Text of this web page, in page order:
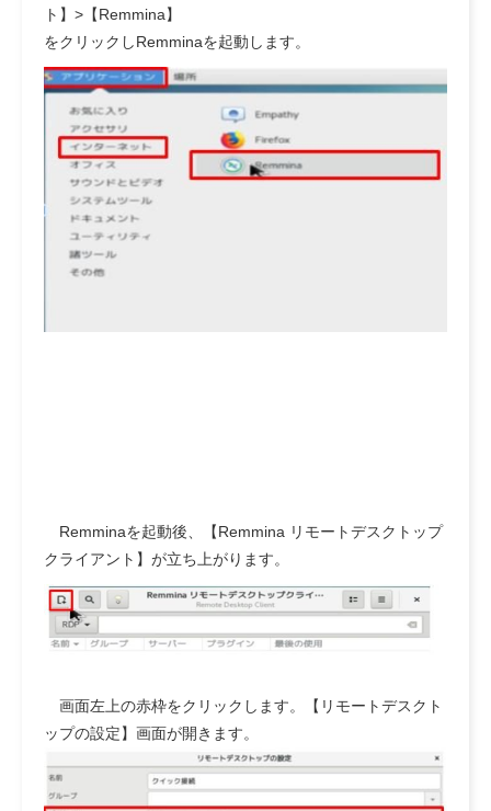
ト】>【Remmina】
をクリックしRemminaを起動します。
Remminaを起動後、【Remmina リモートデスクトップ
クライアント】が立ち上がります。
画面左上の赤枠をクリックします。
【リモートデスクト
ップの設定】画面が開きます。